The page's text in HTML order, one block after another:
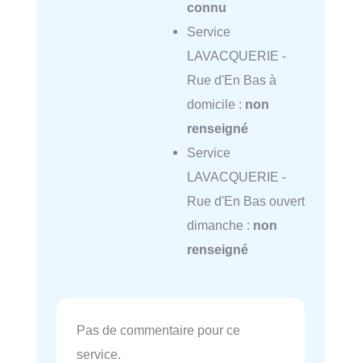
connu
Service
LAVACQUERIE -
Rue d'En Bas à
domicile : non
renseigné
Service
LAVACQUERIE -
Rue d'En Bas ouvert
dimanche : non
renseigné
Pas de commentaire pour ce
service.